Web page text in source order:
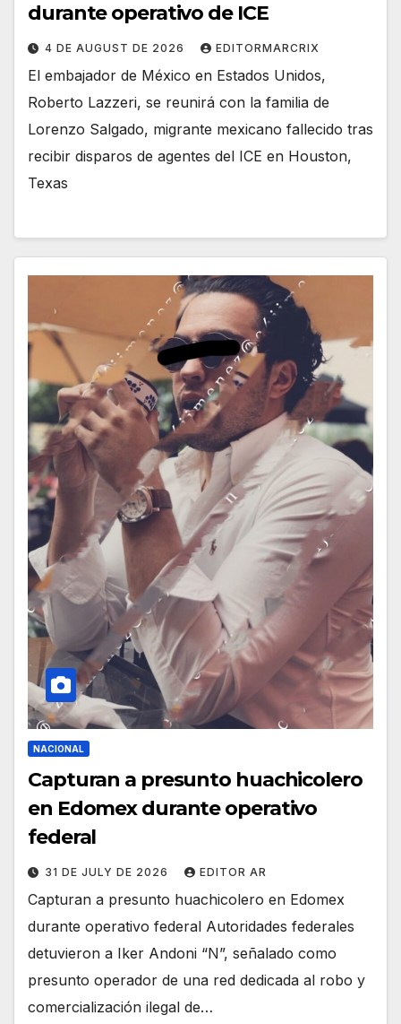
durante operativo de ICE
4 DE AUGUST DE 2026 EDITORMARCRIX
El embajador de México en Estados Unidos,
Roberto Lazzeri, se reunirá con la familia de
Lorenzo Salgado, migrante mexicano fallecido tras
recibir disparos de agentes del ICE en Houston,
Texas
NACIONAL
Capturan a presunto huachicolero
en Edomex durante operativo
federal
31 DE JULY DE 2026 EDITOR AR
Capturan a presunto huachicolero en Edomex
durante operativo federal Autoridades federales
detuvieron a Iker Andoni “N”, señalado como
presunto operador de una red dedicada al robo y
comercialización ilegal de…